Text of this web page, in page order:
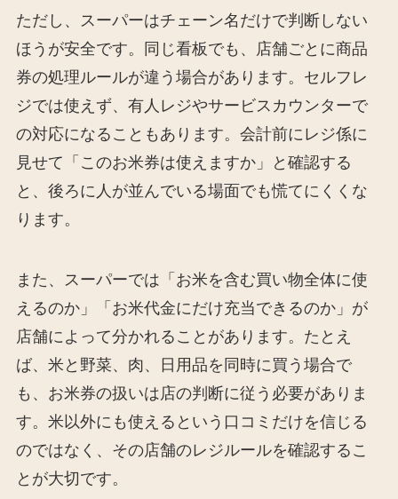
ただし、スーパーはチェーン名だけで判断しない
ほうが安全です。同じ看板でも、店舗ごとに商品
券の処理ルールが違う場合があります。セルフレ
ジでは使えず、有人レジやサービスカウンターで
の対応になることもあります。会計前にレジ係に
見せて「このお米券は使えますか」と確認する
と、後ろに人が並んでいる場面でも慌てにくくな
ります。
また、スーパーでは「お米を含む買い物全体に使
えるのか」「お米代金にだけ充当できるのか」が
店舗によって分かれることがあります。たとえ
ば、米と野菜、肉、日用品を同時に買う場合で
も、お米券の扱いは店の判断に従う必要がありま
す。米以外にも使えるという口コミだけを信じる
のではなく、その店舗のレジルールを確認するこ
とが大切です。